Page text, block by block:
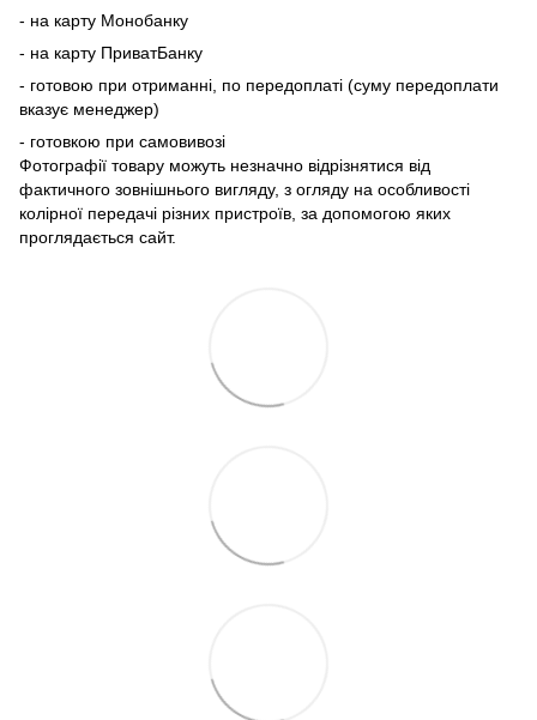
- на карту Монобанку
- на карту ПриватБанку
- готовою при отриманні, по передоплаті (суму передоплати
вказує менеджер)
- готовкою при самовивозі
Фотографії товару можуть незначно відрізнятися від
фактичного зовнішнього вигляду, з огляду на особливості
колірної передачі різних пристроїв, за допомогою яких
проглядається сайт.